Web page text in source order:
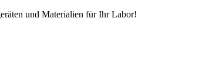
und Materialien für Ihr Labor!